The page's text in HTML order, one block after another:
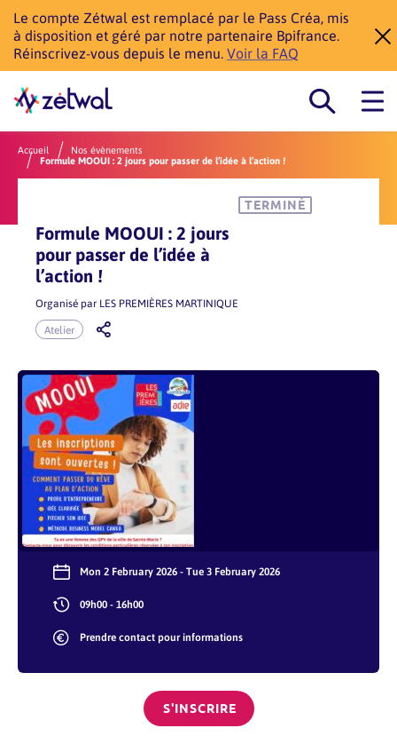
Le compte Zétwal est remplacé par le Pass Créa, mis
à disposition et géré par notre partenaire Bpifrance.
Réinscrivez-vous depuis le menu.Voir la FAQ
Accueil Nos évènements
Formule MOOUI : 2 jours pour passer de l’idée à l’action !
Formule MOOUI : 2 jours
pour passer de l’idée à
l’action !
Organisé par LES PREMIÈRES MARTINIQUE
TERMINÉ
Atelier
Mon 2 February 2026 - Tue 3 February 2026
09h00 - 16h00
Prendre contact pour informations
S'INSCRIRE